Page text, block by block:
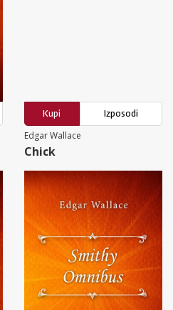
Kupi
Izposodi
Edgar Wallace
Chick